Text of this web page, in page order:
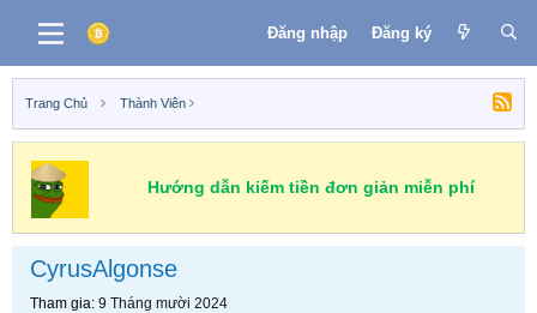
Đăng nhập Đăng ký
Trang Chủ Thành Viên
Hướng dẫn kiếm tiền đơn giản miễn phí
CyrusAlgonse
Tham gia 9 Tháng mười 2024